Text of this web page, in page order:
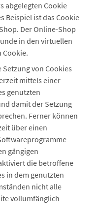
abgelegten Cookie
Beispiel ist das Cookie
Der Online-Shop
in den virtuellen
Cookie.
von Cookies
mittels einer
genutzten
damit der Setzung
Ferner können
über einen
gängigen
die betroffene
in dem genutzten
nicht alle
vollumfänglich